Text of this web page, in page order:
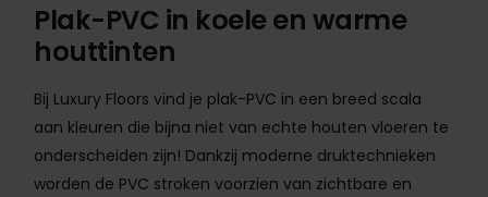
Plak-PVC in koele en warme
houttinten
Bij Luxury Floors vind je plak-PVC in een breed scala
aan kleuren die bijna niet van echte houten vloeren te
onderscheiden zijn! Dankzij moderne druktechnieken
worden de PVC stroken voorzien van zichtbare en